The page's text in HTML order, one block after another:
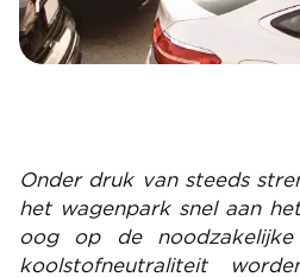
Onder druk van steeds
het wagenpark snel aan
oog op de noodzakelijke
koolstofneutraliteit